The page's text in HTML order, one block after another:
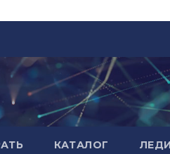
КАТАЛОГ ЛЕДИ